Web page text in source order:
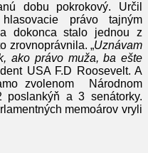
dobu pokrokový. Určil
právo tajným
dokonca stalo jednou z
zrovnoprávnila. „Uznávam
ako právo muža, ba ešte
USA F.D Roosevelt. A
zvolenom Národnom
a 3 senátorky.
memoárov vryli